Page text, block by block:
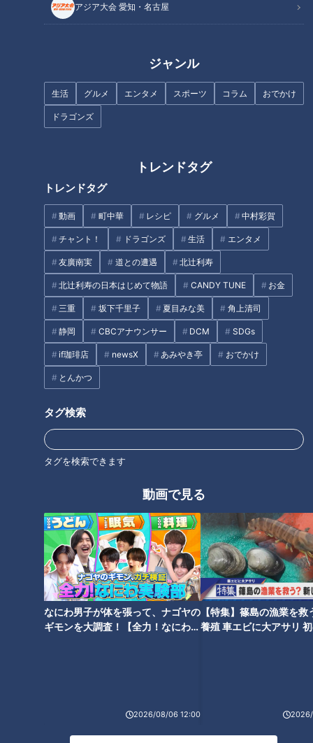
アジア大会 愛知・名古屋
ジャンル
生活 グルメ エンタメ スポーツ コラム おでかけ
ドラゴンズ
トレンドタグ
トレンドタグ
動画 町中華 レシピ グルメ 中村彩賀
チャント！ ドラゴンズ 生活 エンタメ
友廣南実 道との遭遇 北辻利寿
北辻利寿の日本はじめて物語 CANDY TUNE お金
三重 坂下千里子 夏目みな美 角上清司
静岡 CBCアナウンサー DCM SDGs
if珈琲店 newsX あみやき亭 おでかけ
とんかつ
タグ検索
タグを検索できます
動画で見る
なにわ男子が体を張って、ナゴヤの
ギモンを大調査！【全力！なにわ実
2026/08/06 12:00
【特集】篠島の漁業を救
養殖 車エビに大アサリ
トで横行 犯罪に巻き込まれる
危険性も
生活 newsX
オススメ関連コンテンツ
車検不要･エアコン完備の｢1人乗
トで維持費も安い 元トヨタ自動
車のエンジニアらが開発
眼では判別不能なフェイク画像
も判定
｢つらい時には『つらい』と言っ
ていい｣ 犬の平均寿命は14.82歳
人もペットも“超高齢化”… 動物
病院ではできない介護を担う｢老
犬ホーム｣
｢3日前から米が一粒もなくなっ
て…｣ 寄付が頼りのフードバン
ク 物資は年々減り3割減… 広が
る貧困を米高騰が直撃